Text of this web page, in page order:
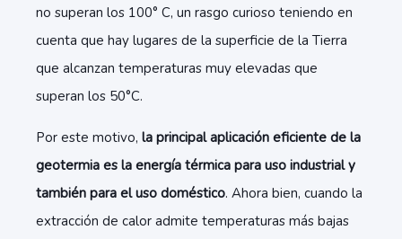
no superan los 100° C, un rasgo curioso teniendo en
cuenta que hay lugares de la superficie de la Tierra
que alcanzan temperaturas muy elevadas que
superan los 50°C.
Por este motivo, la principal aplicación eficiente de la
geotermia es la energía térmica para uso industrial y
también para el uso doméstico. Ahora bien, cuando la
extracción de calor admite temperaturas más bajas